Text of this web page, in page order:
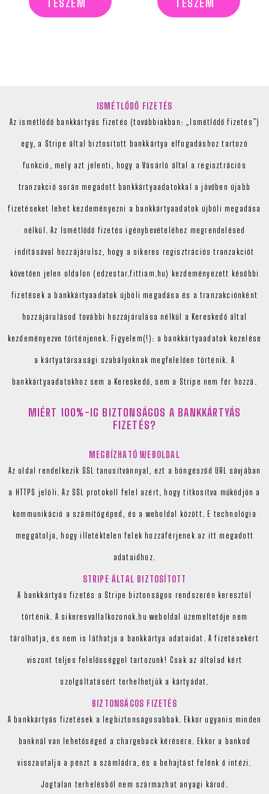
TESZEM TESZEM
ISMÉTLŐDŐ FIZETÉS
Az ismétlődő bankkártyás fizetés (továbbiakban: „Ismétlődő fizetés”)
egy, a Stripe által biztosított bankkártya elfogadáshoz tartozó
funkció, mely azt jelenti, hogy a Vásárló által a regisztrációs
tranzakció során megadott bankkártyaadatokkal a jövőben újabb
fizetéseket lehet kezdeményezni a bankkártyaadatok újbóli megadása
nélkül. Az Ismétlődő fizetés igénybevételéhez megrendelésed
indításával hozzájárulsz, hogy a sikeres regisztrációs tranzakciót
követően jelen oldalon (edzestar.fittiam.hu) kezdeményezett későbbi
fizetések a bankkártyaadatok újbóli megadása és a tranzakciónként
hozzájárulásod további hozzájárulása nélkül a Kereskedő által
kezdeményezve történjenek. Figyelem(!): a bankkártyaadatok kezelése
a kártyatársasági szabályoknak megfelelően történik. A
bankkártyaadatokhoz sem a Kereskedő, sem a Stripe nem fér hozzá.
MIÉRT 100%-IG BIZTONSÁGOS A BANKKÁRTYÁS
FIZETÉS?
MEGBÍZHATÓ WEBOLDAL
Az oldal rendelkezik SSL tanusítvánnyal, ezt a böngésződ URL sávjában
a HTTPS jelöli. Az SSL protokoll felel azért, hogy titkosítva működjön a
kommunikáció a számítógéped, és a weboldal között. E technológia
meggátolja, hogy illetéktelen felek hozzáférjenek az itt megadott
adataidhoz.
STRIPE ÁLTAL BIZTOSÍTOTT
A bankkártyás fizetés a Stripe biztonságos rendszerén keresztül
történik. A sikeresvallalkozonok.hu weboldal üzemeltetője nem
tárolhatja, és nem is láthatja a bankkártya adataidat. A fizetésekért
viszont teljes felelősséggel tartozunk! Csak az általad kért
szolgáltatásért terhelhetjük a kártyádat.
BIZTONSÁGOS FIZETÉS
A bankkártyás fizetések a legbiztonságosabbak. Ekkor ugyanis minden
banknál van lehetőséged a chargeback kérésére. Ekkor a bankod
visszautalja a pénzt a számládra, és a behajtást felénk ő intézi.
Jogtalan terhelésből nem származhat anyagi károd.